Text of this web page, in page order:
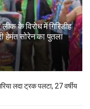
के विरोध में गिरिडीह
हेमंत सोरेन का पुतला
लदा ट्रक पलटा, 27 वर्षीय